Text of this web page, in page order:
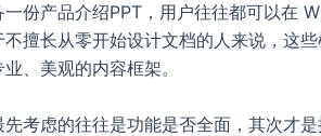
份产品介绍PPT，用户往往都可以在
擅长从零开始设计文档的人来说，这
、美观的内容框架。
考虑的往往是功能是否全面，其次才